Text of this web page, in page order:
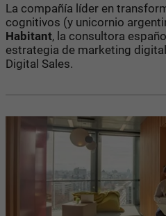
La compañía líder en
cognitivos (y unicornio
Habitant, la consultora
estrategia de marketing
Digital Sales.